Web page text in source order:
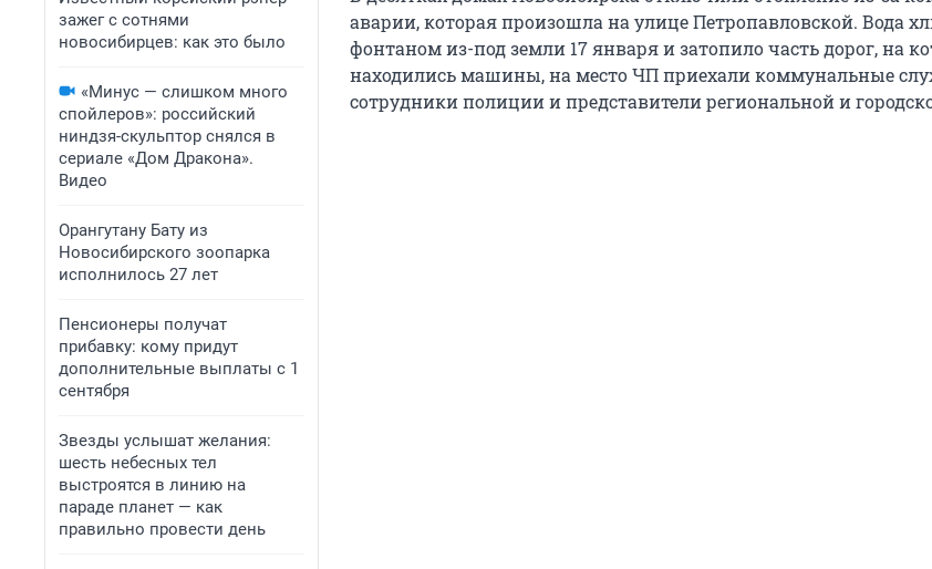
зажег с сотнями
новосибирцев: как это было
«Минус — слишком много
спойлеров»: российский
ниндзя-скульптор снялся в
сериале «Дом Дракона».
Видео
Орангутану Бату из
Новосибирского зоопарка
исполнилось 27 лет
Пенсионеры получат
прибавку: кому придут
дополнительные выплаты с 1
сентября
Звезды услышат желания:
шесть небесных тел
выстроятся в линию на
параде планет — как
правильно провести день
аварии, которая произошла на улице Петропавловской. Вода
фонтаном из-под земли 17 января и затопило часть дорог, на
находились машины, на место ЧП приехали коммунальные
сотрудники полиции и представители региональной и